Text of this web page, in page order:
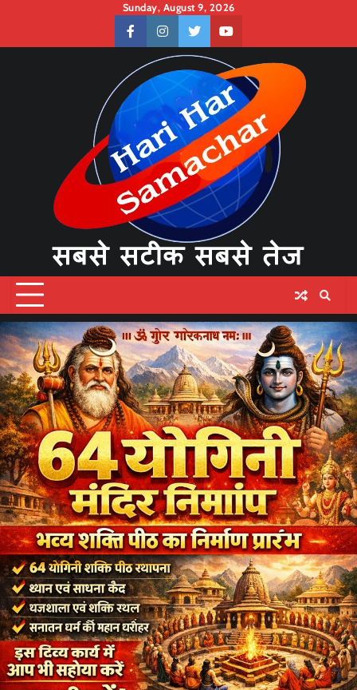
content
Sunday, August 9, 2026
facebookinstagramtwitteryoutube